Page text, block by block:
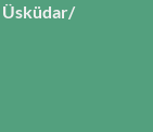
Üsküdar/